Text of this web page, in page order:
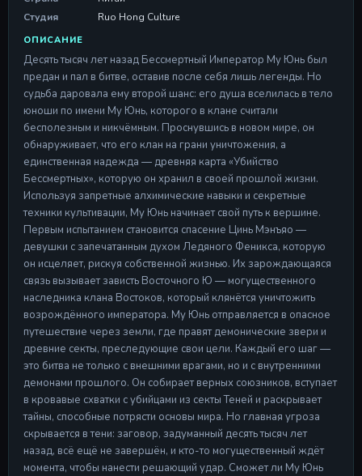
Студия
Ruo Hong Culture
ОПИСАНИЕ
Десять тысяч лет назад Бессмертный Император Му Юнь был
предан и пал в битве, оставив после себя лишь легенды. Но
судьба даровала ему второй шанс: его душа вселилась в тело
юноши по имени Му Юнь, которого в клане считали
бесполезным и никчёмным. Проснувшись в новом мире, он
обнаруживает, что его клан на грани уничтожения, а
единственная надежда — древняя карта «Убийство
Бессмертных», которую он хранил в своей прошлой жизни.
Используя запретные алхимические навыки и секретные
техники культивации, Му Юнь начинает свой путь к вершине.
Первым испытанием становится спасение Цинь Мэнъяо —
девушки с запечатанным духом Ледяного Феникса, которую
он исцеляет, рискуя собственной жизнью. Их зарождающаяся
связь вызывает зависть Восточного Ю — могущественного
наследника клана Востоков, который клянётся уничтожить
возрождённого императора. Му Юнь отправляется в опасное
путешествие через земли, где правят демонические звери и
древние секты, преследующие свои цели. Каждый его шаг —
это битва не только с внешними врагами, но и с внутренними
демонами прошлого. Он собирает верных союзников, вступает
в кровавые схватки с убийцами из секты Теней и раскрывает
тайны, способные потрясти основы мира. Но главная угроза
скрывается в тени: заговор, задуманный десять тысяч лет
назад, всё ещё не завершён, и кто-то могущественный ждёт
момента, чтобы нанести решающий удар. Сможет ли Му Юнь